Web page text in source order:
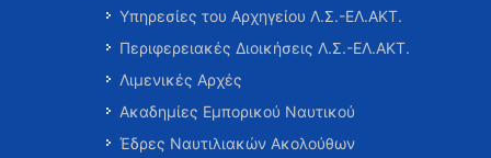
Υπηρεσίες του Αρχηγείου Λ.Σ.-ΕΛ.ΑΚΤ.
Περιφερειακές Διοικήσεις Λ.Σ.-ΕΛ.ΑΚΤ.
Λιμενικές Αρχές
Ακαδημίες Εμπορικού Ναυτικού
Έδρες Ναυτιλιακών Ακολούθων